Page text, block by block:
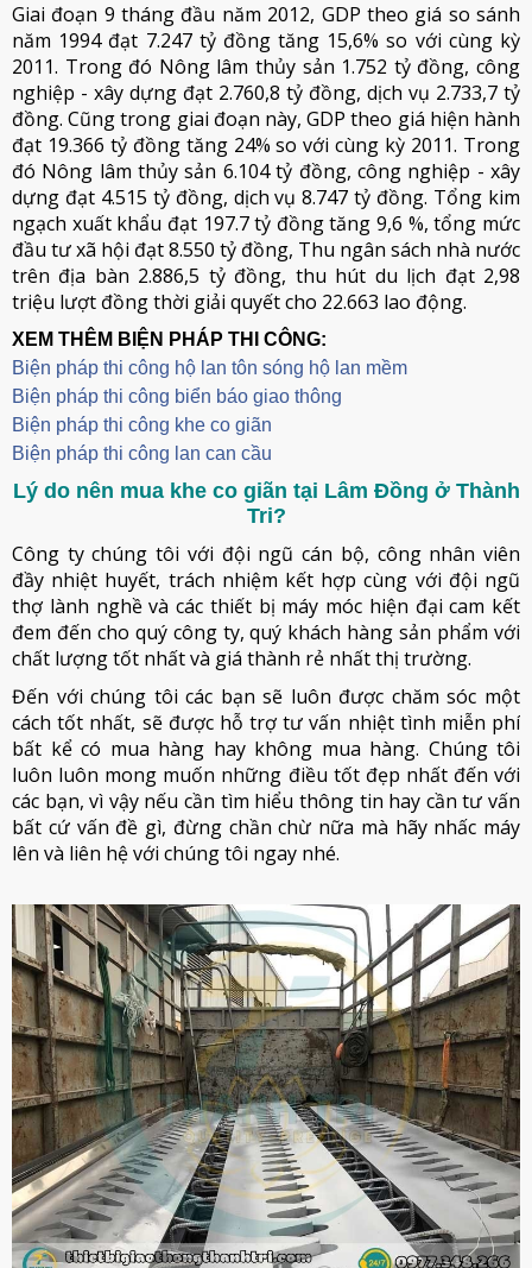
Giai đoạn 9 tháng đầu năm 2012, GDP theo giá so sánh
năm 1994 đạt 7.247 tỷ đồng tăng 15,6% so với cùng kỳ
2011. Trong đó Nông lâm thủy sản 1.752 tỷ đồng, công
nghiệp - xây dựng đạt 2.760,8 tỷ đồng, dịch vụ 2.733,7 tỷ
đồng. Cũng trong giai đoạn này, GDP theo giá hiện hành
đạt 19.366 tỷ đồng tăng 24% so với cùng kỳ 2011. Trong
đó Nông lâm thủy sản 6.104 tỷ đồng, công nghiệp - xây
dựng đạt 4.515 tỷ đồng, dịch vụ 8.747 tỷ đồng. Tổng kim
ngạch xuất khẩu đạt 197.7 tỷ đồng tăng 9,6 %, tổng mức
đầu tư xã hội đạt 8.550 tỷ đồng, Thu ngân sách nhà nước
trên địa bàn 2.886,5 tỷ đồng, thu hút du lịch đạt 2,98
triệu lượt đồng thời giải quyết cho 22.663 lao động.
XEM THÊM BIỆN PHÁP THI CÔNG:
Biện pháp thi công hộ lan tôn sóng hộ lan mềm
Biện pháp thi công biển báo giao thông
Biện pháp thi công khe co giãn
Biện pháp thi công lan can cầu
Lý do nên mua khe co giãn tại Lâm Đồng ở Thành
Tri?
Công ty chúng tôi với đội ngũ cán bộ, công nhân viên
đầy nhiệt huyết, trách nhiệm kết hợp cùng với đội ngũ
thợ lành nghề và các thiết bị máy móc hiện đại cam kết
đem đến cho quý công ty, quý khách hàng sản phẩm với
chất lượng tốt nhất và giá thành rẻ nhất thị trường.
Đến với chúng tôi các bạn sẽ luôn được chăm sóc một
cách tốt nhất, sẽ được hỗ trợ tư vấn nhiệt tình miễn phí
bất kể có mua hàng hay không mua hàng. Chúng tôi
luôn luôn mong muốn những điều tốt đẹp nhất đến với
các bạn, vì vậy nếu cần tìm hiểu thông tin hay cần tư vấn
bất cứ vấn đề gì, đừng chần chừ nữa mà hãy nhấc máy
lên và liên hệ với chúng tôi ngay nhé.